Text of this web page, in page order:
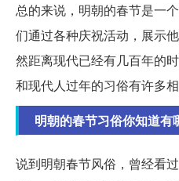
总的来说，明朝的春节是一
们通过各种庆祝活动，展示
然距离现代已经有几百年的
和现代人过年的习俗有许多相
明朝的春节习俗你知道有
说到明朝春节风俗，曾经看